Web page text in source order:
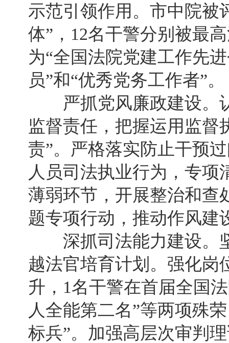
示范引领作用。市中院被
体”，12名干警分别被最
为“全国法院党建工作先
员”和“优秀党务工作者”。
严抓党风廉政建设。
监督责任，把握运用监督
责”。严格落实防止干预
人员司法执业行为，专
薄弱环节，开展整治和查
题专项行动，推动作风建
深抓司法能力建设。
越法官培育计划。强化岗
升，1名干警在首届全国
人全能第二名”等两项殊
标兵”。加强高层次审判